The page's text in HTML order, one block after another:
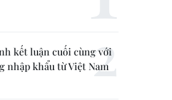
kết luận cuối cùng với
nhập khẩu từ Việt Nam